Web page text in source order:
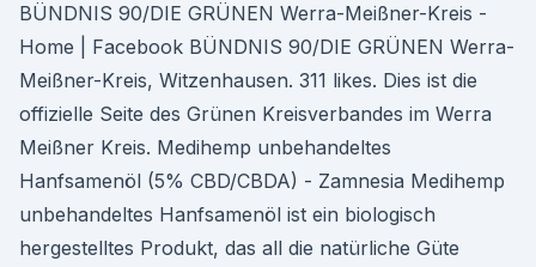
BÜNDNIS 90/DIE GRÜNEN Werra-Meißner-Kreis -
Home | Facebook BÜNDNIS 90/DIE GRÜNEN Werra-
Meißner-Kreis, Witzenhausen. 311 likes. Dies ist die
offizielle Seite des Grünen Kreisverbandes im Werra
Meißner Kreis. Medihemp unbehandeltes
Hanfsamenöl (5% CBD/CBDA) - Zamnesia Medihemp
unbehandeltes Hanfsamenöl ist ein biologisch
hergestelltes Produkt, das all die natürliche Güte